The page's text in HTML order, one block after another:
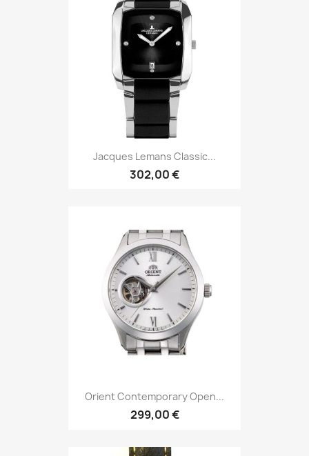
Jacques Lemans Classic...
302,00 €
Orient Contemporary Open...
299,00 €